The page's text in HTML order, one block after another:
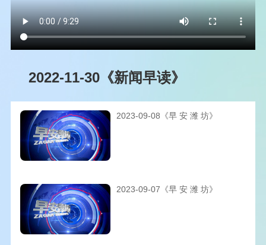
2022-11-30《新闻早读》
2023-09-08《早 安 潍 坊》
2023-09-07《早 安 潍 坊》